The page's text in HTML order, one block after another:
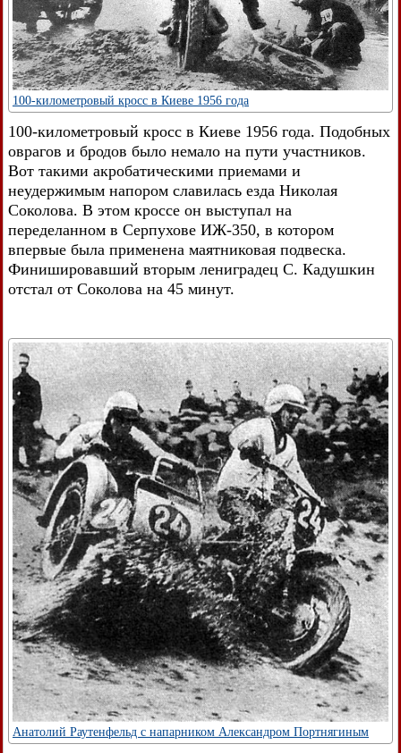
100-километровый кросс в Киеве 1956 года
100-километровый кросс в Киеве 1956 года. Подобных
оврагов и бродов было немало на пути участников.
Вот такими акробатическими приемами и
неудержимым напором славилась езда Николая
Соколова. В этом кроссе он выступал на
переделанном в Серпухове ИЖ-350, в котором
впервые была применена маятниковая подвеска.
Финишировавший вторым лениградец С. Кадушкин
отстал от Соколова на 45 минут.
Анатолий Раутенфельд с напарником Александром Портнягиным